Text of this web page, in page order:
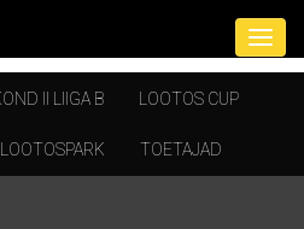
II LIIGA B LOOTOS CUP
LOOTOSPARK TOETAJAD